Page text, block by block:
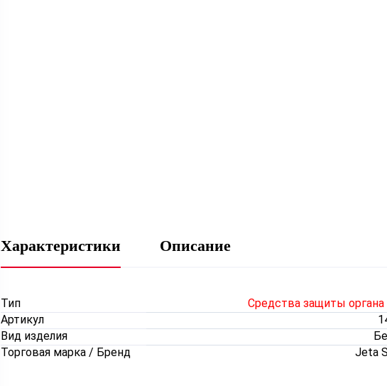
Характеристики Описание
Тип
Средства защиты органа
Артикул
Вид изделия
Торговая марка / Бренд
Jeta